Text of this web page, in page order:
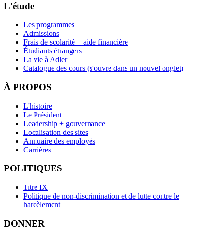
L'étude
Les programmes
Admissions
Frais de scolarité + aide financière
Étudiants étrangers
La vie à Adler
Catalogue des cours (s'ouvre dans un nouvel onglet)
À PROPOS
L'histoire
Le Président
Leadership + gouvernance
Localisation des sites
Annuaire des employés
Carrières
POLITIQUES
Titre IX
Politique de non-discrimination et de lutte contre le
harcèlement
DONNER